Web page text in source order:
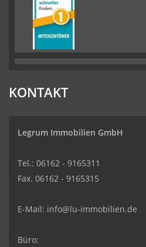
KONTAKT
Legrum Immobilien GmbH
Tel.: 06162 - 9165311
Fax. 06162 - 9165315
E-Mail: info@lu-immobilien.de
Büro: